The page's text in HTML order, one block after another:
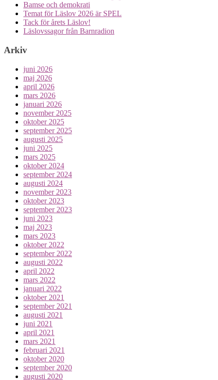
Bamse och demokrati
Temat för Läslov 2026 är SPEL
Tack för årets Läslov!
Läslovssagor från Barnradion
Arkiv
juni 2026
maj 2026
april 2026
mars 2026
januari 2026
november 2025
oktober 2025
september 2025
augusti 2025
juni 2025
mars 2025
oktober 2024
september 2024
augusti 2024
november 2023
oktober 2023
september 2023
juni 2023
maj 2023
mars 2023
oktober 2022
september 2022
augusti 2022
april 2022
mars 2022
januari 2022
oktober 2021
september 2021
augusti 2021
juni 2021
april 2021
mars 2021
februari 2021
oktober 2020
september 2020
augusti 2020